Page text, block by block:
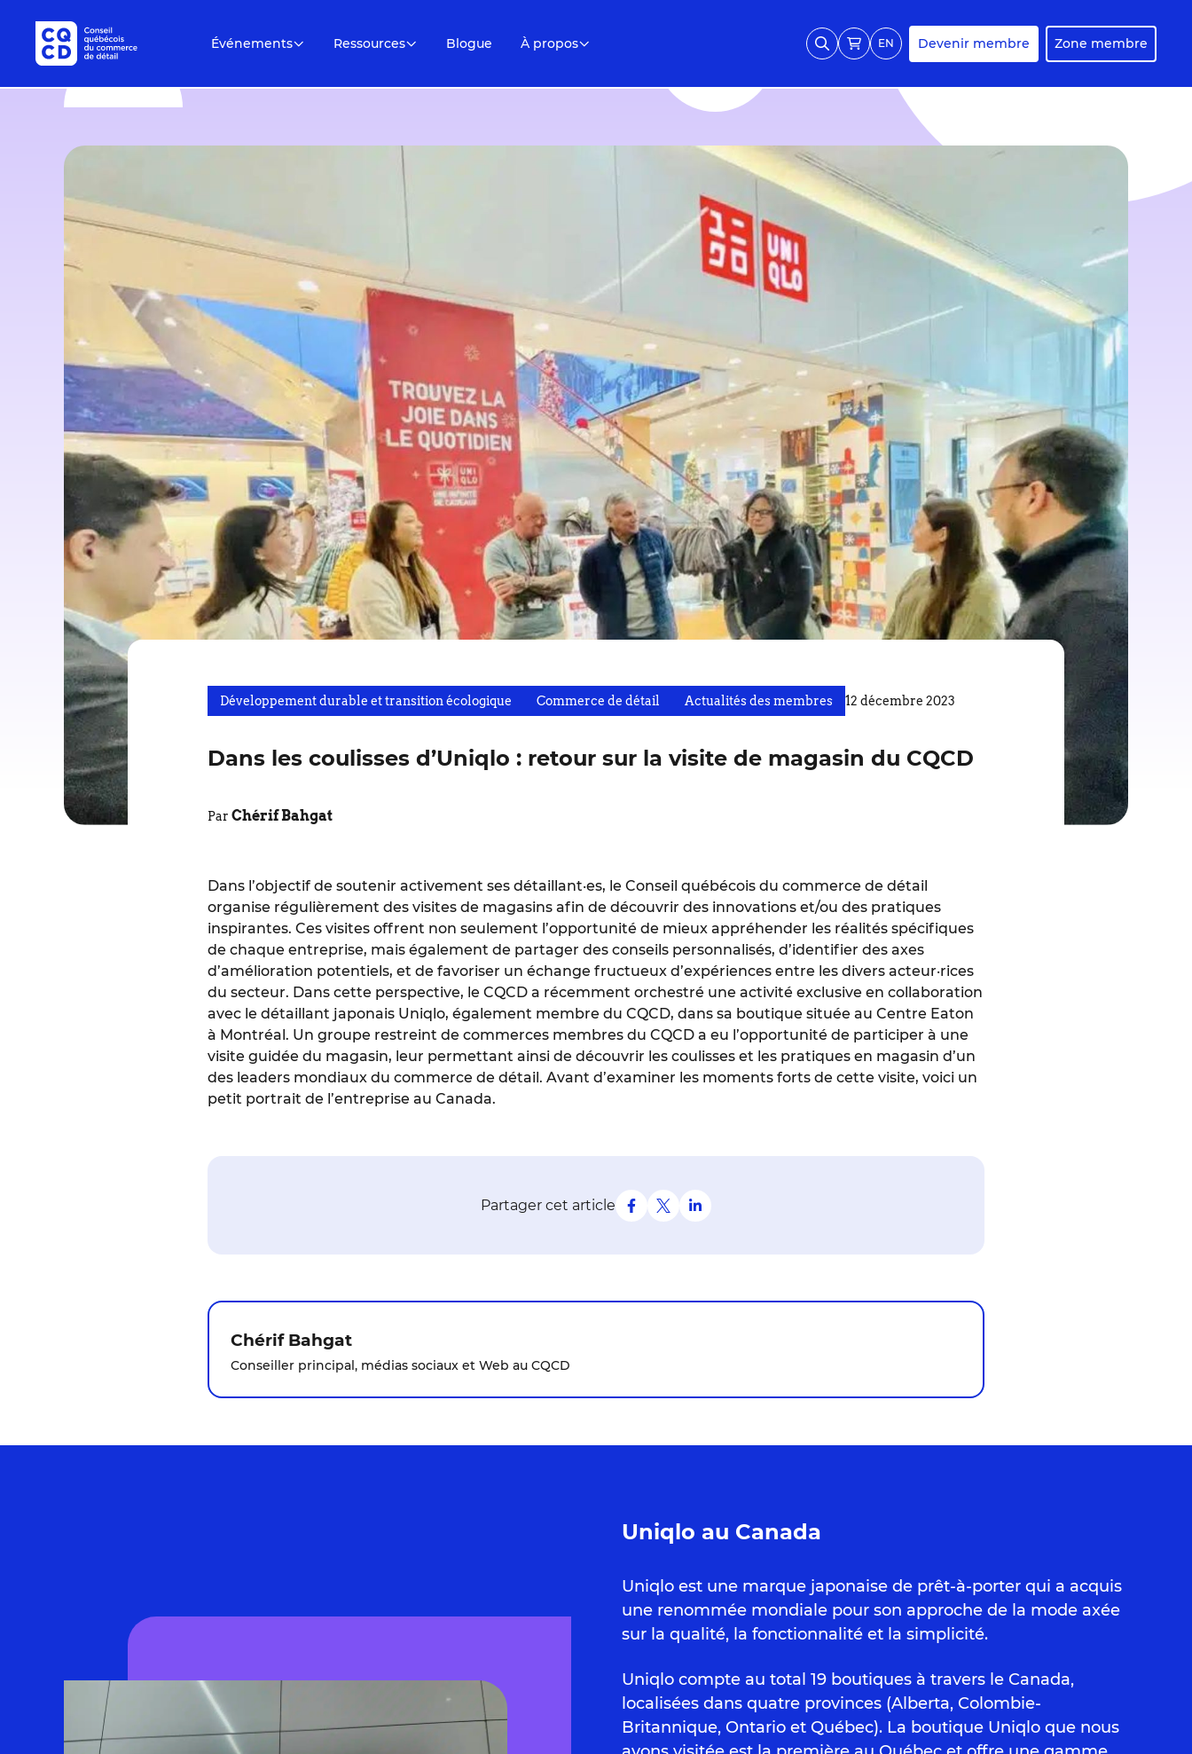
Événements Ressources Blogue À propos EN Devenir membre Zone membre
Développement durable et transition écologique Commerce de détail Actualités des membres 12 décembre 2023
Dans les coulisses d’Uniqlo : retour sur la visite de magasin du CQCD
Par Chérif Bahgat
Dans l’objectif de soutenir activement ses détaillant·es, le Conseil québécois du commerce de détail
organise régulièrement des visites de magasins afin de découvrir des innovations et/ou des pratiques
inspirantes. Ces visites offrent non seulement l’opportunité de mieux appréhender les réalités spécifiques
de chaque entreprise, mais également de partager des conseils personnalisés, d’identifier des axes
d’amélioration potentiels, et de favoriser un échange fructueux d’expériences entre les divers acteur·rices
du secteur. Dans cette perspective, le CQCD a récemment orchestré une activité exclusive en collaboration
avec le détaillant japonais Uniqlo, également membre du CQCD, dans sa boutique située au Centre Eaton
à Montréal. Un groupe restreint de commerces membres du CQCD a eu l’opportunité de participer à une
visite guidée du magasin, leur permettant ainsi de découvrir les coulisses et les pratiques en magasin d’un
des leaders mondiaux du commerce de détail. Avant d’examiner les moments forts de cette visite, voici un
petit portrait de l’entreprise au Canada.
Partager cet article
Chérif Bahgat
Conseiller principal, médias sociaux et Web au CQCD
Uniqlo au Canada
Uniqlo est une marque japonaise de prêt-à-porter qui a acquis
une renommée mondiale pour son approche de la mode axée
sur la qualité, la fonctionnalité et la simplicité.
Uniqlo compte au total 19 boutiques à travers le Canada,
localisées dans quatre provinces (Alberta, Colombie-
Britannique, Ontario et Québec). La boutique Uniqlo que nous